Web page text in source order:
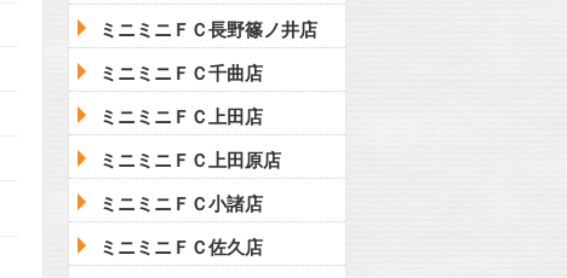
ミニミニＦＣ長野篠ノ井店
ミニミニＦＣ千曲店
ミニミニＦＣ上田店
ミニミニＦＣ上田原店
ミニミニＦＣ小諸店
ミニミニＦＣ佐久店